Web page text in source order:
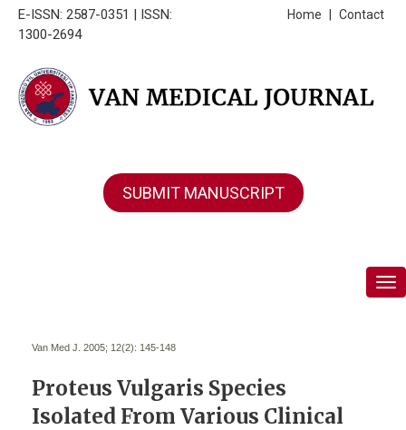
E-ISSN: 2587-0351 | ISSN:
1300-2694
Contact
Home
SUBMIT MANUSCRIPT
Van Med J. 2005; 12(2): 145-148
Proteus Vulgaris Species
Isolated From Various Clinical